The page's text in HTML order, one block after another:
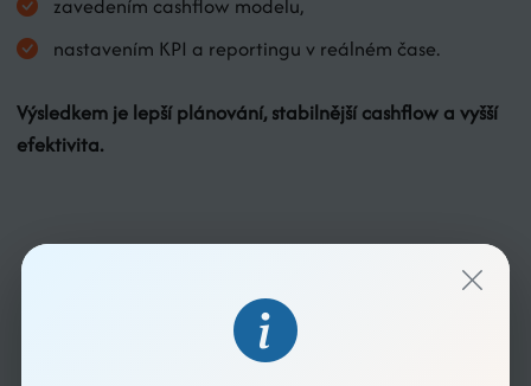
zavedením cashflow modelu,
nastavením KPI a reportingu v reálném čase.
Výsledkem je lepší plánování, stabilnější cashflow a vyšší
efektivita.